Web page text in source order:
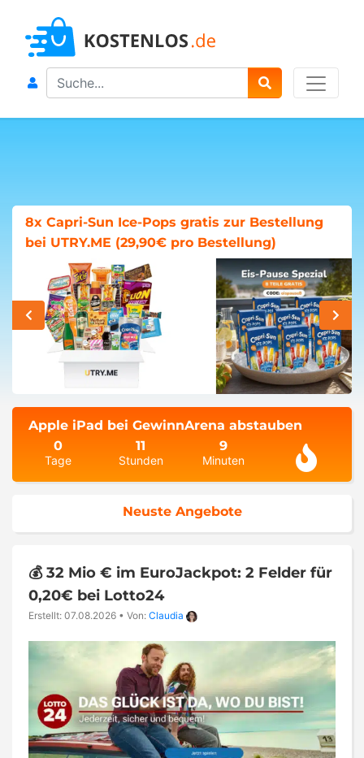
Search
8x Capri-Sun Ice-Pops gratis zur Bestellung
bei UTRY.ME (29,90€ pro Bestellung)
Apple iPad bei GewinnArena abstauben
0
Tage
11
Stunden
9
Minuten
Neuste Angebote
💰 32 Mio € im EuroJackpot: 2 Felder für
0,20€ bei Lotto24
Erstellt: 07.08.2026 • Von: Claudia